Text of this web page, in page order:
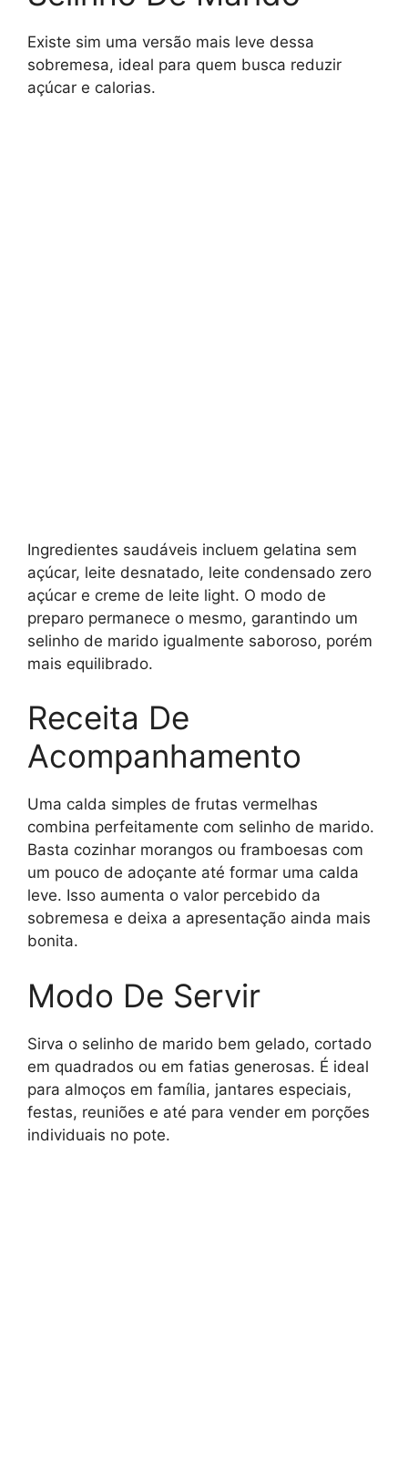
Existe sim uma versão mais leve dessa
sobremesa, ideal para quem busca reduzir
açúcar e calorias.
Ingredientes saudáveis incluem gelatina sem
açúcar, leite desnatado, leite condensado zero
açúcar e creme de leite light. O modo de
preparo permanece o mesmo, garantindo um
selinho de marido igualmente saboroso, porém
mais equilibrado.
Receita De
Acompanhamento
Uma calda simples de frutas vermelhas
combina perfeitamente com selinho de marido.
Basta cozinhar morangos ou framboesas com
um pouco de adoçante até formar uma calda
leve. Isso aumenta o valor percebido da
sobremesa e deixa a apresentação ainda mais
bonita.
Modo De Servir
Sirva o selinho de marido bem gelado, cortado
em quadrados ou em fatias generosas. É ideal
para almoços em família, jantares especiais,
festas, reuniões e até para vender em porções
individuais no pote.